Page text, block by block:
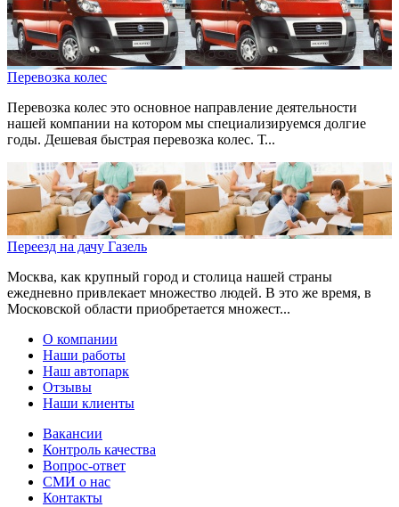
Перевозка колес
Перевозка колес это основное направление деятельности
нашей компании на котором мы специализируемся долгие
годы. Дешевая быстрая перевозка колес. Т...
Переезд на дачу Газель
Москва, как крупный город и столица нашей страны
ежедневно привлекает множество людей. В это же время, в
Московской области приобретается множест...
О компании
Наши работы
Наш автопарк
Отзывы
Наши клиенты
Вакансии
Контроль качества
Вопрос-ответ
СМИ о нас
Контакты